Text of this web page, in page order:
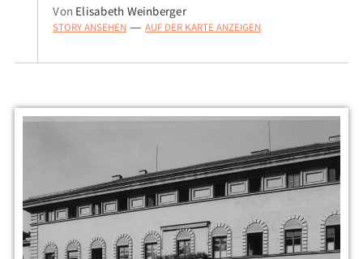
Von Elisabeth Weinberger
STORY ANSEHEN — AUF DER KARTE ANZEIGEN